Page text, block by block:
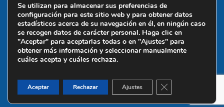
Se utilizan para almacenar sus preferencias de
configuración para este sitio web y para obtener datos
estadísticos acerca de su navegación en él, en ningún caso
se recogen datos de carácter personal. Haga clic en
"Aceptar" para aceptarlas todas o en "Ajustes" para
obtener más información y seleccionar manualmente
cuáles acepta y cuáles rechaza.
Aceptar Rechazar Ajustes Cerrar el banner